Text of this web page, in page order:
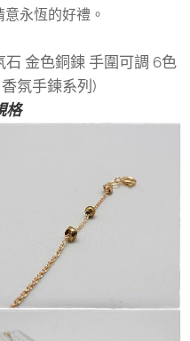
永恆的好禮。
金色銅鍊 手圍可調 6色
氛手鍊系列)
格